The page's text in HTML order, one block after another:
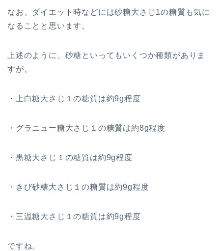
なお、ダイエット時などには砂糖大さじ1の糖質も気に
なることと思います。
上述のように、砂糖といってもいくつか種類がありま
すが、
・上白糖大さじ１の糖質は約9g程度
・グラニュー糖大さじ１の糖質は約8g程度
・黒糖大さじ１の糖質は約9g程度
・きび砂糖大さじ１の糖質は約9g程度
・三温糖大さじ１の糖質は約9g程度
ですね。